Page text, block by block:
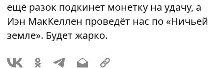
ещё разок подкинет монетку на удачу, а
Иэн МакКеллен проведёт нас по «Ничьей
земле». Будет жарко.